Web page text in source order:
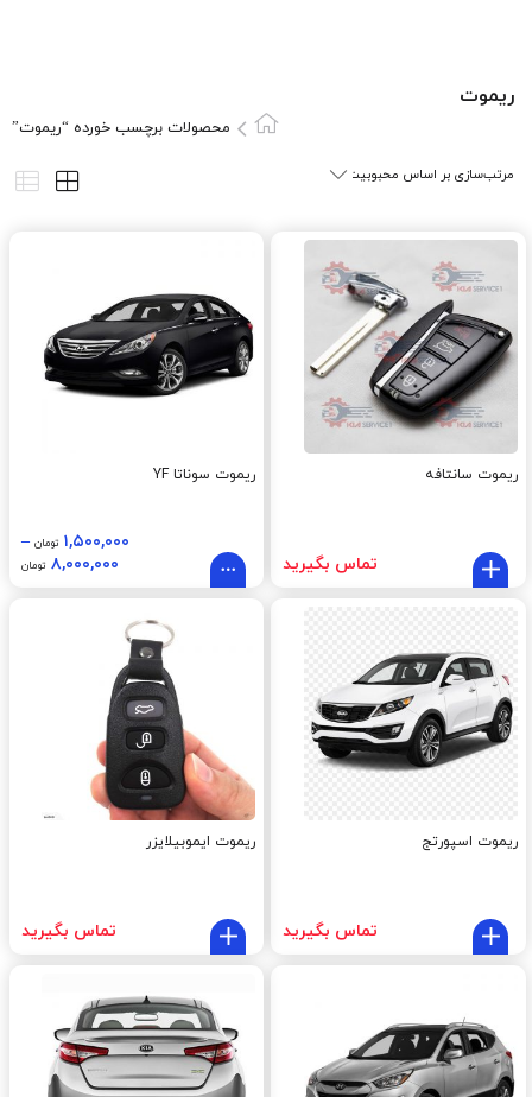
ريموت
محصولات برچسب خورده “ريموت”
ریموت سانتافه
تماس بگیرید
ریموت سوناتا YF
۱,۵۰۰,۰۰۰ تومان –
۸,۰۰۰,۰۰۰ تومان
ریموت اسپورتج
تماس بگیرید
ریموت ایموبیلایزر
تماس بگیرید